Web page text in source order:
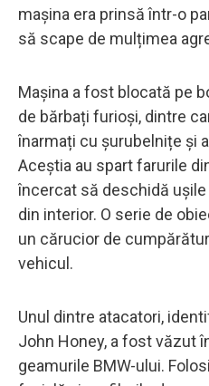
mașina era prinsă într-o
să scape de mulțimea
Mașina a fost blocată pe
de bărbați furioși, dintre
înarmați cu șurubelnițe și
Aceștia au spart farurile
încercat să deschidă
din interior. O serie de
un cărucior de
vehicul.
Unul dintre atacatori,
John Honey, a fost văzut
geamurile BMW-ului.